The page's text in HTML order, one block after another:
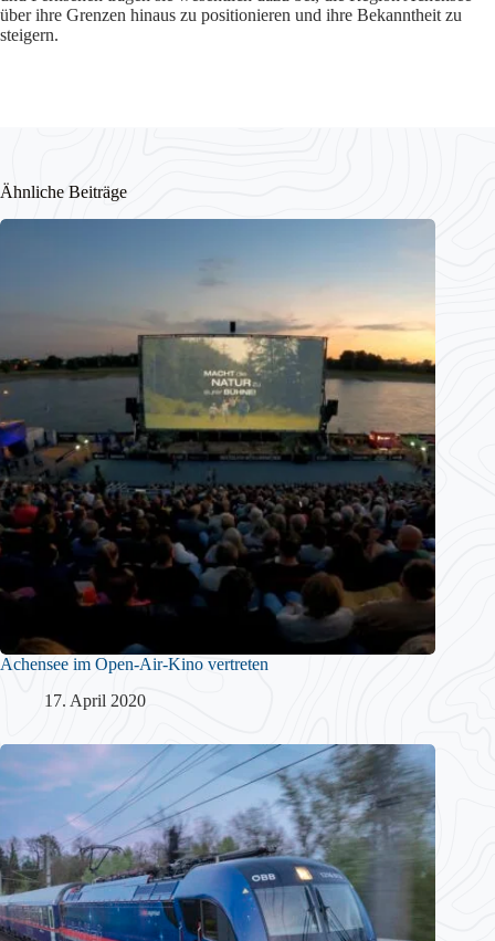
über ihre Grenzen hinaus zu positionieren und ihre Bekanntheit zu
steigern.
Ähnliche Beiträge
Achensee im Open-Air-Kino vertreten
17. April 2020